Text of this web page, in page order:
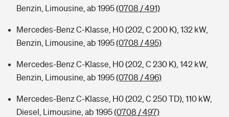
Benzin, Limousine, ab 1995(0708 / 491)
Mercedes-Benz C-Klasse, H0 (202, C 200 K), 132 kW,
Benzin, Limousine, ab 1995(0708 / 495)
Mercedes-Benz C-Klasse, H0 (202, C 230 K), 142 kW,
Benzin, Limousine, ab 1995(0708 / 496)
Mercedes-Benz C-Klasse, H0 (202, C 250 TD), 110 kW,
Diesel, Limousine, ab 1995(0708 / 497)